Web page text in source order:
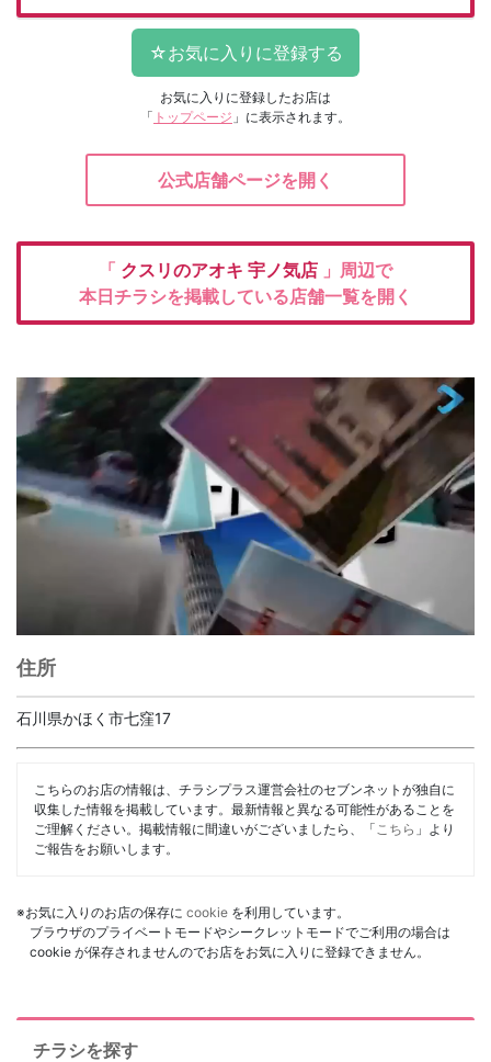
お気に入りに登録したお店は
「 トップページ 」に表示されます。
公式店舗ページを開く
「 クスリのアオキ 宇ノ気店 」周辺で
本日チラシを掲載している店舗一覧を開く
住所
石川県かほく市七窪17
こちらのお店の情報は、チラシプラス運営会社のセブンネットが独自に
収集した情報を掲載しています。最新情報と異なる可能性があることを
ご理解ください。掲載情報に間違いがございましたら、「 こちら 」より
ご報告をお願いします。
※お気に入りのお店の保存に cookie を利用しています。
ブラウザのプライベートモードやシークレットモードでご利用の場合は
cookie が保存されませんのでお店をお気に入りに登録できません。
チラシを探す